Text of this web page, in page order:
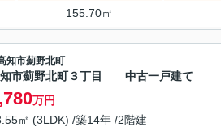
155.70㎡
知市薊野北町
市薊野北町３丁目 中古一戸建て
万円
㎡ (3LDK) /築14年 /2階建